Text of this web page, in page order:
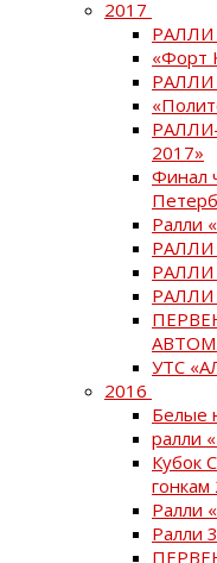
2017
РАЛЛИ
«Форт
РАЛЛИ
2017»
Финал
Ралли
РАЛЛИ
РАЛЛИ
РАЛЛИ
УТС
2016
Белые
ралли
Кубок
гонкам
Ралли
Ралли